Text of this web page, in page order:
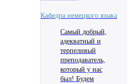
Кафедра немецкого языка
Самый добрый,
адекватный и
терпеливый
преподаватель,
который у нас
был! Будем